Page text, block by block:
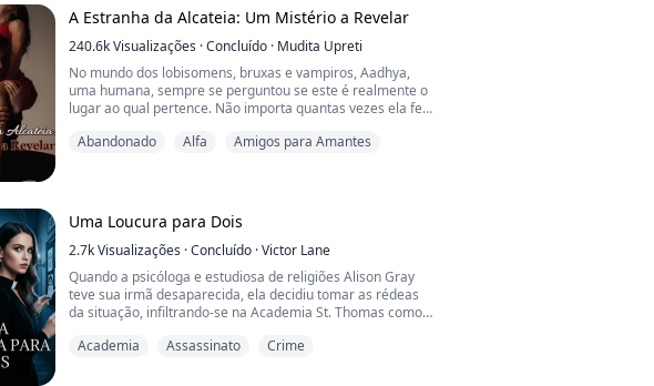
"Você pode tentar me ignorar se puder... Só se soubesse o
essas palavras promissoras, que deixaram um sorriso
sombrio em seu rosto, ela saiu...
A Estranha da Alcateia: Um Mistério a Revelar
240.6kVisualizações ·Concluído · Mudita Upreti
No mundo dos lobisomens, bruxas e vampiros, Aadhya,
uma humana, sempre se perguntou se este é realmente o
lugar ao qual pertence. Não importa quantas vezes ela fez
Aadhya sabia que era difere...
Abandonado Alfa Amigos para Amantes
Uma Loucura para Dois
2.7kVisualizações ·Concluído ·Victor Lane
Quando a psicóloga e estudiosa de religiões Alison Gray
teve sua irmã desaparecida, ela decidiu tomar as rédeas
da situação, infiltrando-se na Academia St. Thomas como
investigava mais a fundo o desaparecimento da irmã,
Academia Assassinato Crime